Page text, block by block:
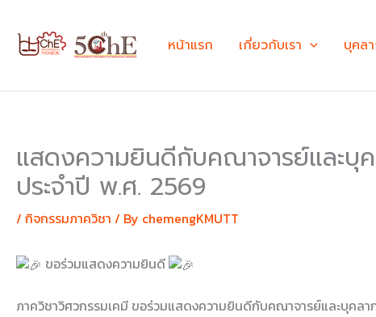
content
หน้าแรก เกี่ยวกับเรา บุคล
แสดงความยินดีกับคณาจารย์และบุ
ประจำปี พ.ศ. 2569
/ กิจกรรมภาควิชา / By chemengKMUTT
ขอร่วมแสดงความยินดี
ภาควิชาวิศวกรรมเคมี ขอร่วมแสดงความยินดีกับคณาจารย์และบุคลา